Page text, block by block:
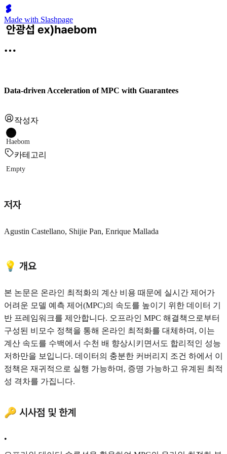
Made with Slashpage
Data-driven Acceleration of MPC with Guarantees
작성자
Haebom
카테고리
Empty
저자
Agustin Castellano, Shijie Pan, Enrique Mallada
💡 개요
본 논문은 온라인 최적화의 계산 비용 때문에 실시간 제어가
어려운 모델 예측 제어(MPC)의 속도를 높이기 위한 데이터 기
반 프레임워크를 제안합니다. 오프라인 MPC 해결책으로부터
구성된 비모수 정책을 통해 온라인 최적화를 대체하며, 이는
계산 속도를 수백에서 수천 배 향상시키면서도 합리적인 성능
저하만을 보입니다. 데이터의 충분한 커버리지 조건 하에서 이
정책은 재귀적으로 실행 가능하며, 증명 가능하고 유계된 최적
성 격차를 가집니다.
🔑 시사점 및 한계
•